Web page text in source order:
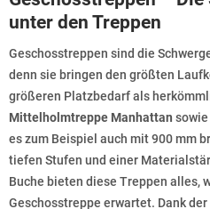
unter den Treppen
Geschosstreppen sind die
denn sie bringen den größten
größeren Platzbedarf als
Mittelholmtreppe Manhattan sowie
es zum Beispiel auch mit 900 mm
tiefen Stufen und einer
Buche bieten diese Treppen alles,
Geschosstreppe erwartet. Dank